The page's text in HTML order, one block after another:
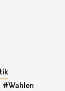
#Wahlen